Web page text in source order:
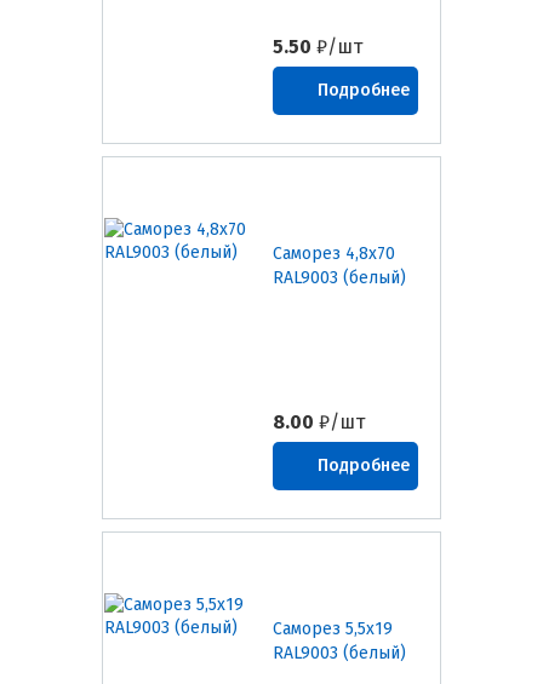
5.50 ₽/шт
Подробнее
Саморез 4,8х70
RAL9003 (белый)
8.00 ₽/шт
Подробнее
Саморез 5,5х19
RAL9003 (белый)